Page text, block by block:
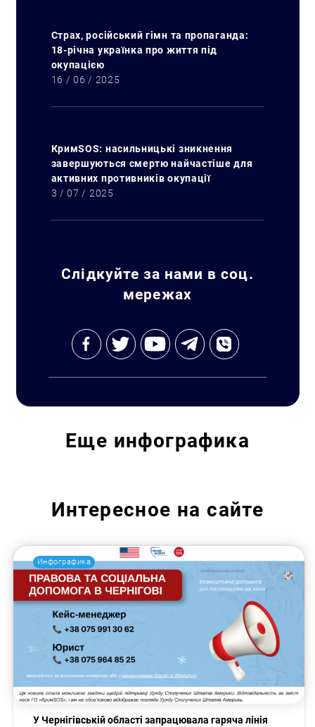
Страх, російський гімн та пропаганда:
18-річна українка про життя під
окупацією
16 / 06 / 2025
КримSOS: насильницькі зникнення
завершуються смертю найчастіше для
активних противників окупації
3 / 07 / 2025
Слідкуйте за нами в соц.
мережах
Еще инфографика
Интересное на сайте
Инфографика
У Чернігівській області запрацювала гаряча лінія